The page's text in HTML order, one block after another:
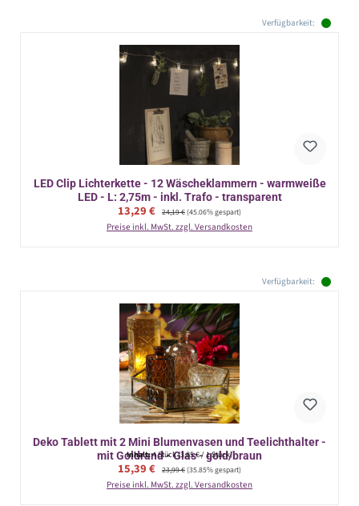
Verfügbarkeit:
LED Clip Lichterkette - 12 Wäscheklammern - warmweiße
LED - L: 2,75m - inkl. Trafo - transparent
Verkaufspreis:
13,29 € Regulärer Preis:
24,19 €(45.06% gespart)
Preise inkl. MwSt. zzgl. Versandkosten
Verfügbarkeit:
Deko Tablett mit 2 Mini Blumenvasen und Teelichthalter -
mit Goldrand - Glas - gold/braun
Inhalt:4 Stück(3,85 € / 1 Stück)
Verkaufspreis:
15,39 € Regulärer Preis:
23,99 €(35.85% gespart)
Preise inkl. MwSt. zzgl. Versandkosten